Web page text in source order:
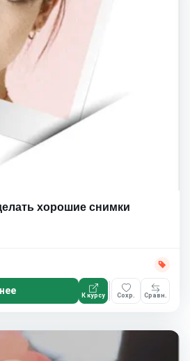
хорошие снимки
К курсу Сохр. Сравн.